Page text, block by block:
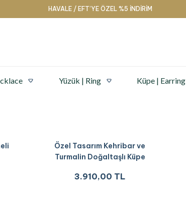
HAVALE / EFT’YE ÖZEL %5 İNDİRİM
Yüzük | Ring Küpe | Earring
Özel Tasarım Kehribar ve
Turmalin Doğaltaşlı Küpe
3.910,00 TL